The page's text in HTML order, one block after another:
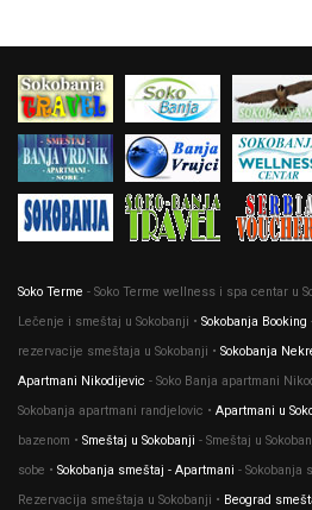
Soko Terme - Soko Terme wellness i spa centar u
Lečenje i smeštaj u Sokobanji • Sokobanja Booking
rezervacije smeštaja u Sokobanji • Sokobanja
Apartmani Nikodijevic - Soko Banja apartmani
Sokobanja apartmani randjelovic • Apartmani u
bazenom • Smeštaj u Sokobanji - Smeštaj u
sobe • Sokobanja smeštaj - Apartmani - Sokobanja
Rezervacija smeštaja u Sokobanji • Beograd